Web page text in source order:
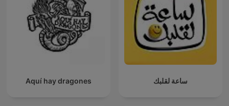
Aquí hay dragones ساعة لقلبك